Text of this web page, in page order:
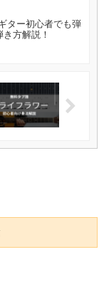
ター初心者でも弾
方解説！